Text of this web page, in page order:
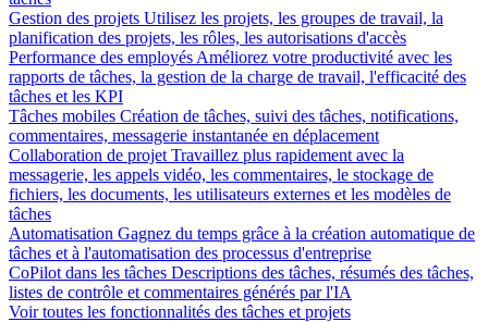
Gestion des projets Utilisez les projets, les groupes de travail, la
planification des projets, les rôles, les autorisations d'accès
Performance des employés Améliorez votre productivité avec les
rapports de tâches, la gestion de la charge de travail, l'efficacité des
tâches et les KPI
Tâches mobiles Création de tâches, suivi des tâches, notifications,
commentaires, messagerie instantanée en déplacement
Collaboration de projet Travaillez plus rapidement avec la
messagerie, les appels vidéo, les commentaires, le stockage de
fichiers, les documents, les utilisateurs externes et les modèles de
tâches
Automatisation Gagnez du temps grâce à la création automatique de
tâches et à l'automatisation des processus d'entreprise
CoPilot dans les tâches Descriptions des tâches, résumés des tâches,
listes de contrôle et commentaires générés par l'IA
Voir toutes les fonctionnalités des tâches et projets